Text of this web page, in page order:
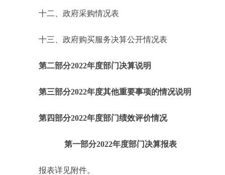
十二、政府采购情况表
十三、政府购买服务决算公开情况表
第二部分2022年度部门决算说明
第三部分2022年度其他重要事项的情况说明
第四部分2022年度部门绩效评价情况
第一部分2022年度部门决算报表
报表详见附件。